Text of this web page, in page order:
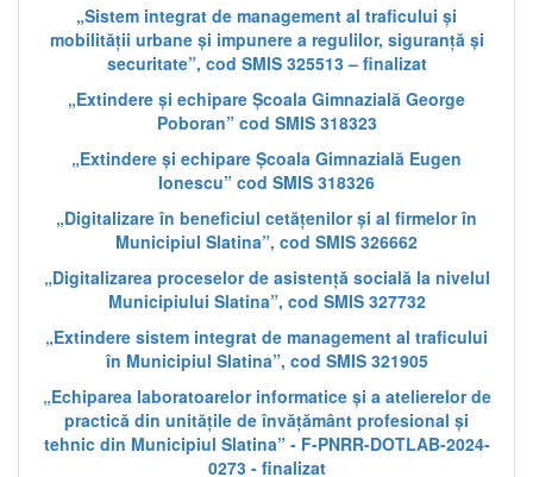
„Sistem integrat de management al traficului și
mobilității urbane și impunere a regulilor, siguranță și
securitate”, cod SMIS 325513 – finalizat
„Extindere și echipare Școala Gimnazială George
Poboran” cod SMIS 318323
„Extindere și echipare Școala Gimnazială Eugen
Ionescu” cod SMIS 318326
„Digitalizare în beneficiul cetățenilor și al firmelor în
Municipiul Slatina”, cod SMIS 326662
„Digitalizarea proceselor de asistență socială la nivelul
Municipiului Slatina”, cod SMIS 327732
„Extindere sistem integrat de management al traficului
în Municipiul Slatina”, cod SMIS 321905
„Echiparea laboratoarelor informatice și a atelierelor de
practică din unitățile de învățământ profesional și
tehnic din Municipiul Slatina” - F-PNRR-DOTLAB-2024-
0273 - finalizat